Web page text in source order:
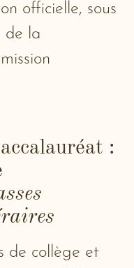
officielle, sous
de la
:
de collège et